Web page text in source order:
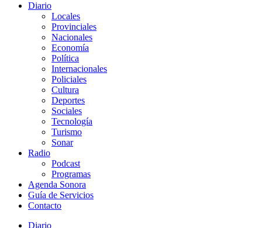
Diario
Locales
Provinciales
Nacionales
Economía
Política
Internacionales
Policiales
Cultura
Deportes
Sociales
Tecnología
Turismo
Sonar
Radio
Podcast
Programas
Agenda Sonora
Guía de Servicios
Contacto
Diario